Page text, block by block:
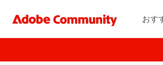
おす